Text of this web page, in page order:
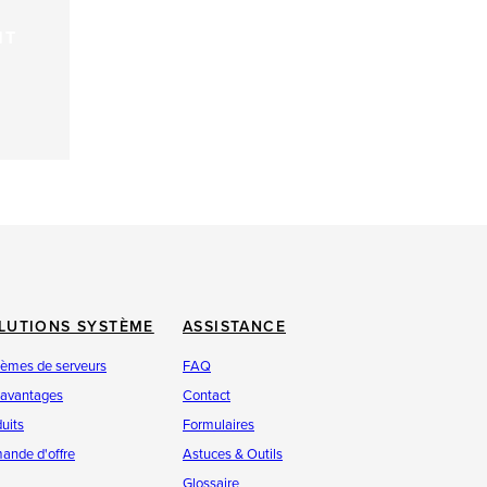
SYSTÈME
de serveurs
d'offre
ASSISTANCE
FAQ
Contact
Formulaires
Astuces & Outils